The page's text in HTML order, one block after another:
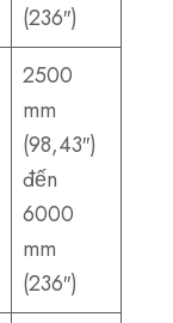
(236″)
2500
mm
(98,43″)
đến
6000
mm
(236″)